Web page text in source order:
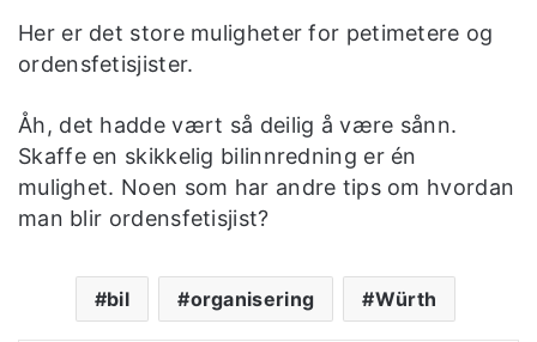
Her er det store muligheter for petimetere og
ordensfetisjister.
Åh, det hadde vært så deilig å være sånn.
Skaffe en skikkelig bilinnredning er én
mulighet. Noen som har andre tips om hvordan
man blir ordensfetisjist?
bil organisering Würth